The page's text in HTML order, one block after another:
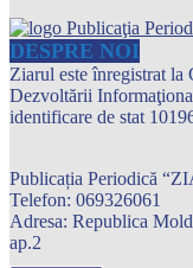
DESPRE NOI
Ziarul este înregistrat la
Dezvoltării
identificare de stat
Publicația Periodică
Telefon: 069326061
Adresa: Republica
ap.2